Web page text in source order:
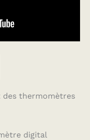
thermomètres
digital